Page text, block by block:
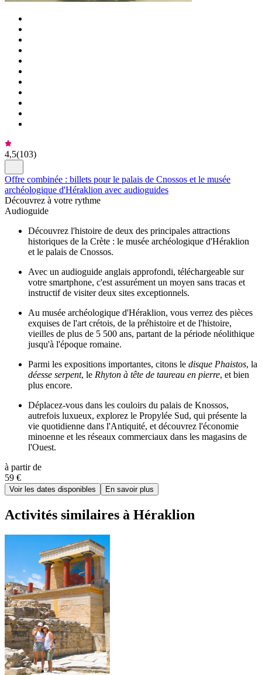
4,5(103)
Offre combinée : billets pour le palais de Cnossos et le musée
archéologique d'Héraklion avec audioguides
Découvrez à votre rythme
Audioguide
Découvrez l'histoire de deux des principales attractions
historiques de la Crète : le musée archéologique d'Héraklion
et le palais de Cnossos.
Avec un audioguide anglais approfondi, téléchargeable sur
votre smartphone, c'est assurément un moyen sans tracas et
instructif de visiter deux sites exceptionnels.
Au musée archéologique d'Héraklion, vous verrez des pièces
exquises de l'art crétois, de la préhistoire et de l'histoire,
vieilles de plus de 5 500 ans, partant de la période néolithique
jusqu'à l'époque romaine.
Parmi les expositions importantes, citons le disque Phaistos, la
déesse serpent, le Rhyton à tête de taureau en pierre, et bien
plus encore.
Déplacez-vous dans les couloirs du palais de Knossos,
autrefois luxueux, explorez le Propylée Sud, qui présente la
vie quotidienne dans l'Antiquité, et découvrez l'économie
minoenne et les réseaux commerciaux dans les magasins de
l'Ouest.
à partir de
59 €
Voir les dates disponibles En savoir plus
Activités similaires à Héraklion